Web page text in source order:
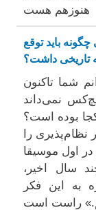
هنوزهم هست
باید توقع
تاریخی داشت؟
شما تاکنون
نمی‌داند
بوده است؟
را
اول موسیقا
سال اخیر،
به این فکر
راست است